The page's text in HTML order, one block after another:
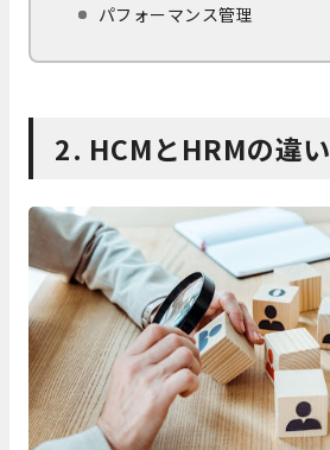
パフォーマンス管理
2. HCMとHRMの違い